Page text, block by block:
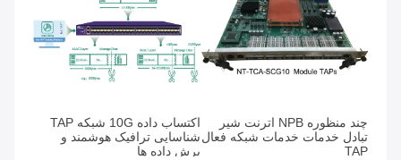
چند منظوره NPB اترنت شیر ​​
تبادل خدمات خدمات شبکه فعال
TAP
اکتساب داده 10G شبکه TAP
شناسایی ترافیک هوشمند و
برش داده ها